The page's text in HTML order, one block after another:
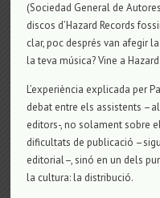
(Sociedad General de
discos d’Hazard Records
clar, poc després van afegir
la teva música? Vine a
L’experiència explicada per
debat entre els assistents
editors-, no solament sobre
dificultats de publicació
editorial–, sinó en un dels
la cultura: la distribució.